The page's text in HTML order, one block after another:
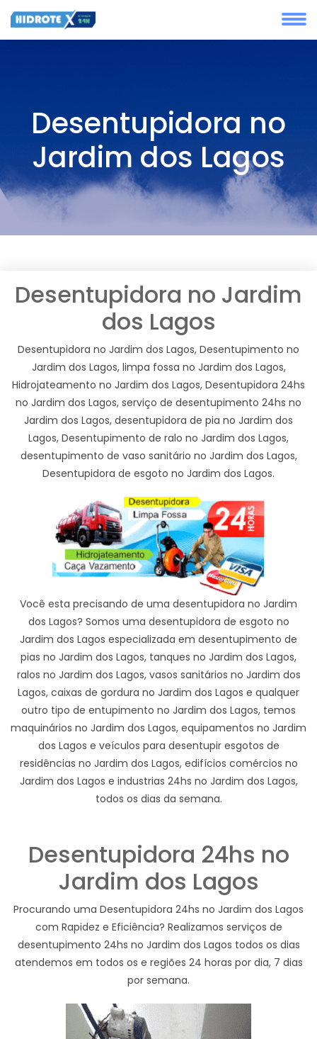
Desentupidora no
Jardim dos Lagos
Desentupidora no Jardim
dos Lagos
Desentupidora no Jardim dos Lagos, Desentupimento no
Jardim dos Lagos, limpa fossa no Jardim dos Lagos,
Hidrojateamento no Jardim dos Lagos, Desentupidora 24hs
no Jardim dos Lagos, serviço de desentupimento 24hs no
Jardim dos Lagos, desentupidora de pia no Jardim dos
Lagos, Desentupimento de ralo no Jardim dos Lagos,
desentupimento de vaso sanitário no Jardim dos Lagos,
Desentupidora de esgoto no Jardim dos Lagos.
Você esta precisando de uma desentupidora no Jardim
dos Lagos? Somos uma desentupidora de esgoto no
Jardim dos Lagos especializada em desentupimento de
pias no Jardim dos Lagos, tanques no Jardim dos Lagos,
ralos no Jardim dos Lagos, vasos sanitários no Jardim dos
Lagos, caixas de gordura no Jardim dos Lagos e qualquer
outro tipo de entupimento no Jardim dos Lagos, temos
maquinários no Jardim dos Lagos, equipamentos no Jardim
dos Lagos e veículos para desentupir esgotos de
residências no Jardim dos Lagos, edifícios comércios no
Jardim dos Lagos e industrias 24hs no Jardim dos Lagos,
todos os dias da semana.
Desentupidora 24hs no
Jardim dos Lagos
Procurando uma Desentupidora 24hs no Jardim dos Lagos
com Rapidez e Eficiência? Realizamos serviços de
desentupimento 24hs no Jardim dos Lagos todos os dias
atendemos em todos os e regiões 24 horas por dia, 7 dias
por semana.